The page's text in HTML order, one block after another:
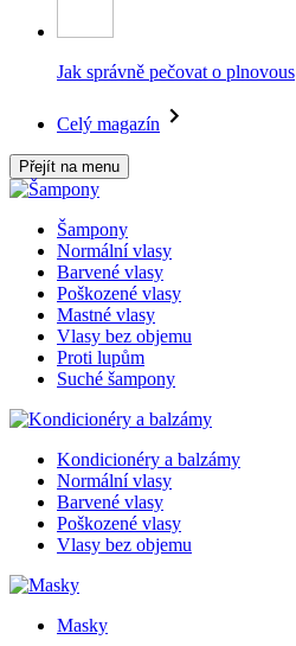
Jak správně pečovat o plnovous
Celý magazín
Přejít na menu
Šampony
Normální vlasy
Barvené vlasy
Poškozené vlasy
Mastné vlasy
Vlasy bez objemu
Proti lupům
Suché šampony
Kondicionéry a balzámy
Normální vlasy
Barvené vlasy
Poškozené vlasy
Vlasy bez objemu
Masky